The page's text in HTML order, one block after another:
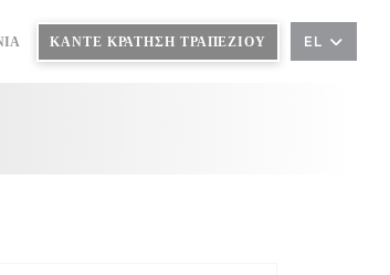
ΚΆΝΤΕ ΚΡΆΤΗΣΗ ΤΡΑΠΕΖΙΟΎ EL